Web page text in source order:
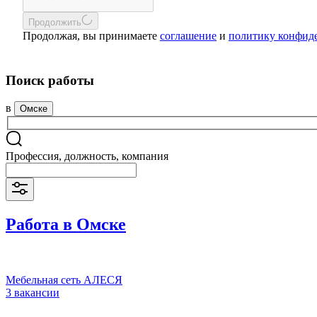
Продолжить
Продолжая, вы принимаете соглашение и политику
Поиск работы
в Омске
Профессия, должность, компания
Работа в Омске
Мебельная сеть АЛЕСЯ
3 вакансии